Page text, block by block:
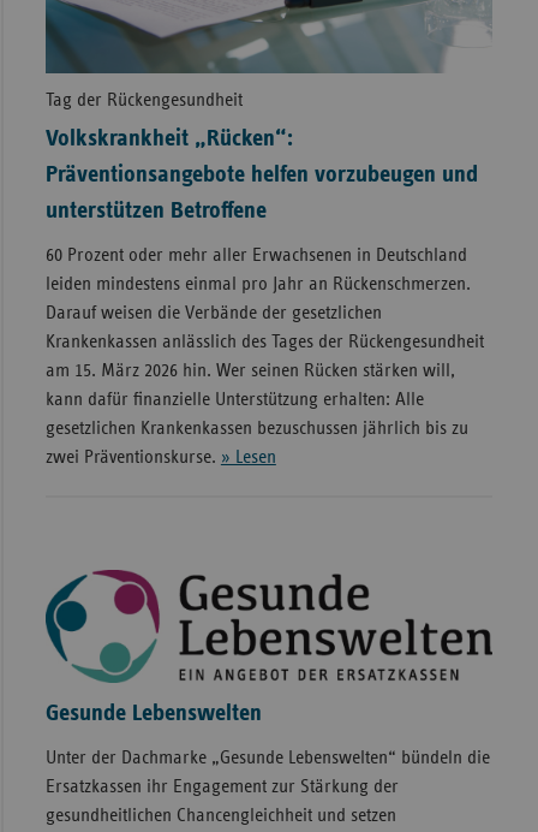
Tag der Rückengesundheit
Volkskrankheit „Rücken“:
Präventionsangebote helfen vorzubeugen und
unterstützen Betroffene
60 Prozent oder mehr aller Erwachsenen in Deutschland
leiden mindestens einmal pro Jahr an Rückenschmerzen.
Darauf weisen die Verbände der gesetzlichen
Krankenkassen anlässlich des Tages der Rückengesundheit
am 15. März 2026 hin. Wer seinen Rücken stärken will,
kann dafür finanzielle Unterstützung erhalten: Alle
gesetzlichen Krankenkassen bezuschussen jährlich bis zu
zwei Präventionskurse. » Lesen
Gesunde Lebenswelten
Unter der Dachmarke „Gesunde Lebenswelten“ bündeln die
Ersatzkassen ihr Engagement zur Stärkung der
gesundheitlichen Chancengleichheit und setzen